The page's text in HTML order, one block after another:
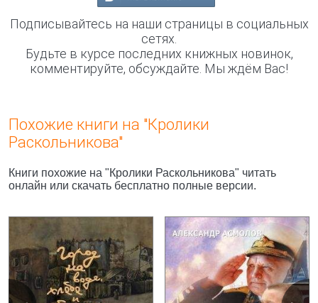
Подписывайтесь на наши страницы в социальных
сетях.
Будьте в курсе последних книжных новинок,
комментируйте, обсуждайте. Мы ждём Вас!
Похожие книги на "Кролики
Раскольникова"
Книги похожие на "Кролики Раскольникова" читать
онлайн или скачать бесплатно полные версии.